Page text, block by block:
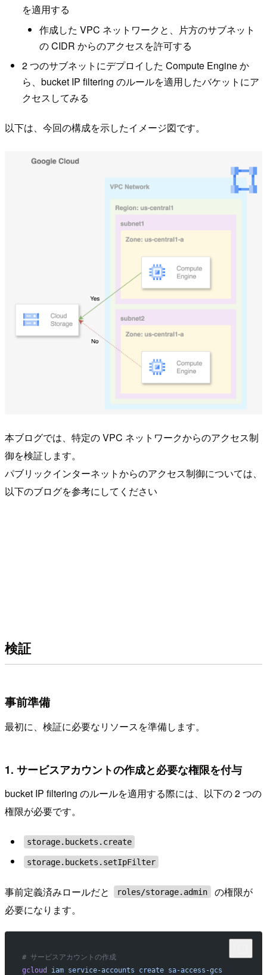
を適用する
作成した VPC ネットワークと、片方のサブネット
の CIDR からのアクセスを許可する
2 つのサブネットにデプロイした Compute Engine か
ら、bucket IP filtering のルールを適用したバケットにア
クセスしてみる
以下は、今回の構成を示したイメージ図です。
本ブログでは、特定の VPC ネットワークからのアクセス制
御を検証します。
パブリックインターネットからのアクセス制御については、
以下のブログを参考にしてください
検証
事前準備
最初に、検証に必要なリソースを準備します。
1. サービスアカウントの作成と必要な権限を付与
bucket IP filtering のルールを適用する際には、以下の 2 つの
権限が必要です。
storage.buckets.create
storage.buckets.setIpFilter
事前定義済みロールだと roles/storage.admin
の権限が
必要になります。
# サービスアカウントの作成
gcloud
iam service-accounts create sa-access-gcs